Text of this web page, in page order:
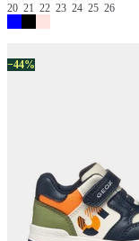
20 21 22 23 24 25 26
−44%